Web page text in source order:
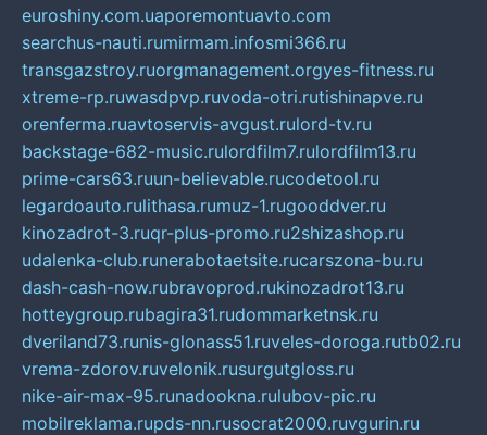
euroshiny.com.uaporemontuavto.com
searchus-nauti.rumirmam.infosmi366.ru
transgazstroy.ruorgmanagement.orgyes-fitness.ru
xtreme-rp.ruwasdpvp.ruvoda-otri.rutishinapve.ru
orenferma.ruavtoservis-avgust.rulord-tv.ru
backstage-682-music.rulordfilm7.rulordfilm13.ru
prime-cars63.ruun-believable.rucodetool.ru
legardoauto.rulithasa.rumuz-1.rugooddver.ru
kinozadrot-3.ruqr-plus-promo.ru2shizashop.ru
udalenka-club.runerabotaetsite.rucarszona-bu.ru
dash-cash-now.rubravoprod.rukinozadrot13.ru
hotteygroup.rubagira31.rudommarketnsk.ru
dveriland73.runis-glonass51.ruveles-doroga.rutb02.ru
vrema-zdorov.ruvelonik.rusurgutgloss.ru
nike-air-max-95.runadookna.rulubov-pic.ru
mobilreklama.rupds-nn.rusocrat2000.ruvgurin.ru